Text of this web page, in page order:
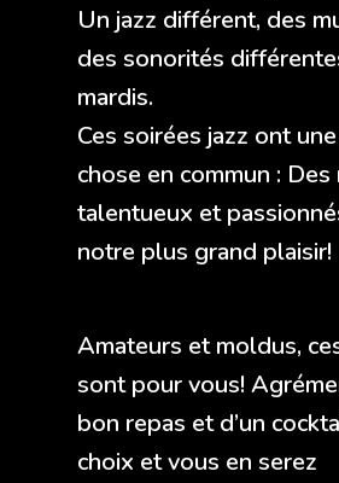
Un jazz différent, des
des sonorités
mardis.
Ces soirées jazz ont
chose en commun : Des
talentueux et
notre plus grand plaisir!
Amateurs et moldus,
sont pour vous!
bon repas et d’un
choix et vous en serez